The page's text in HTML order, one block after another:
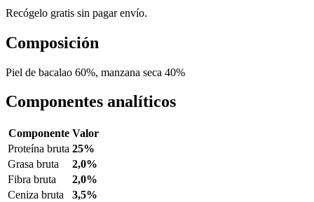
Recógelo gratis sin pagar envío.
Composición
Piel de bacalao 60%, manzana seca 40%
Componentes analíticos
Componente Valor
Proteína bruta 25%
Grasa bruta
2,0%
Fibra bruta
2,0%
Ceniza bruta
3,5%